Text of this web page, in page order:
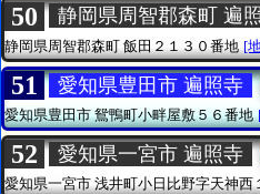
50 静岡県周智郡森町 遍
静岡県周智郡森町 飯田２１３０番地 [
51 愛知県豊田市 遍照寺
愛知県豊田市鴛鴨町小畔屋敷５６番地
52 愛知県一宮市 遍照寺
愛知県一宮市浅井町小日比野字天神西